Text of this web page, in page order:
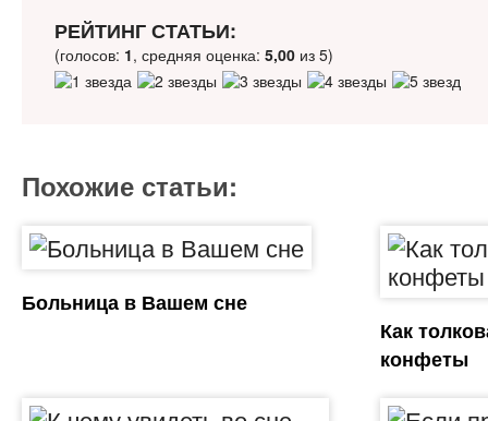
РЕЙТИНГ СТАТЬИ:
(голосов: 1, средняя оценка: 5,00из 5)
Похожие статьи:
Больница в Вашем сне
Как
конфеты